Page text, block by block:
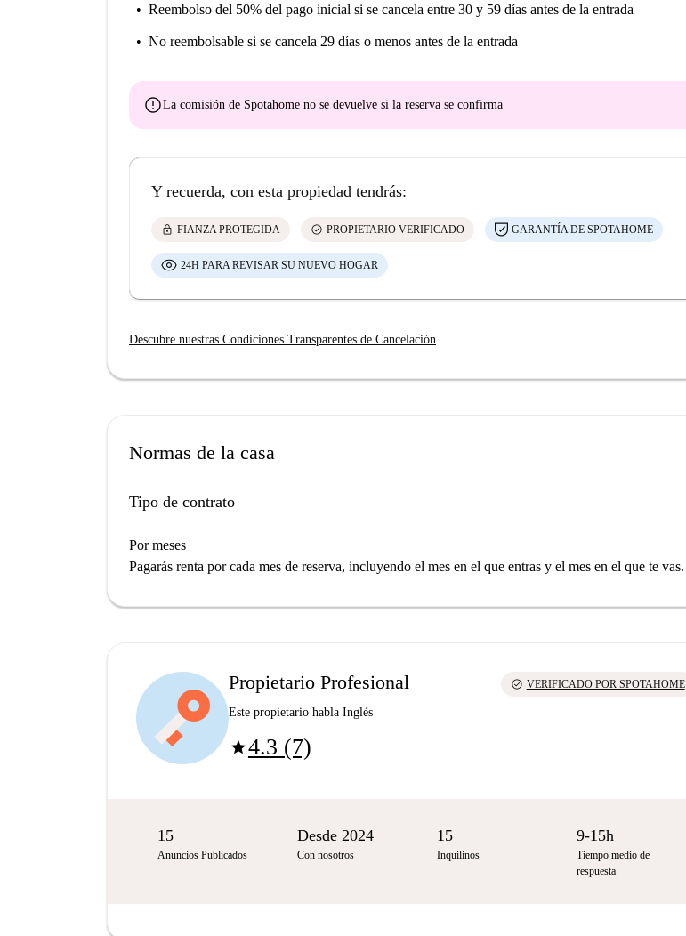
Reembolso del 50% del pago inicial si se cancela entre 30 y 59 días antes de la entrada
No reembolsable si se cancela 29 días o menos antes de la entrada
errorLa comisión de Spotahome no se devuelve si la reserva se confirma
Y recuerda, con esta propiedad tendrás:
lock FIANZA PROTEGIDA check_circle PROPIETARIO VERIFICADO GARANTÍA DE SPOTAHOME
24H PARA REVISAR SU NUEVO HOGAR
Descubre nuestras Condiciones Transparentes de Cancelación
Normas de la casa
Tipo de contrato
Por meses
Pagarás renta por cada mes de reserva, incluyendo el mes en el que entras y el mes en el que te vas.
Propietario Profesional
Este propietario habla Inglés
star4.3 (7)
check_circle VERIFICADO POR SPOTAHOME
15
Anuncios Publicados
Desde 2024
Con nosotros
15
Inquilinos
9-15h
Tiempo medio de
respuesta